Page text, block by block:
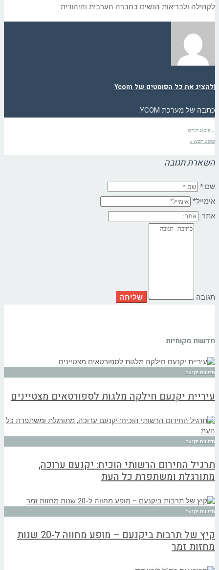
לקהילה ולבריאות הנשים בחברה הערבית והיהודית.
|להציג את כל הפוסטים של Ycom
כתבה של מערכת YCOM.
« פוסט קודם
פוסט הבא »
השארת תגובה
שם:*
אימייל*
אתר:
תגובה
חדשות מקומיות
חדשות יקנעם
עיריית יקנעם חילקה מלגות לספורטאים מצטיינים
חדשות יקנעם
תרגיל החירום הרשותי הוכיח: יקנעם ערוכה,
מתורגלת ומשתפרת כל העת
חדשות יקנעם
קיץ של תרבות ביקנעם – מופע מחווה ל-20 שנות
מחזות זמר